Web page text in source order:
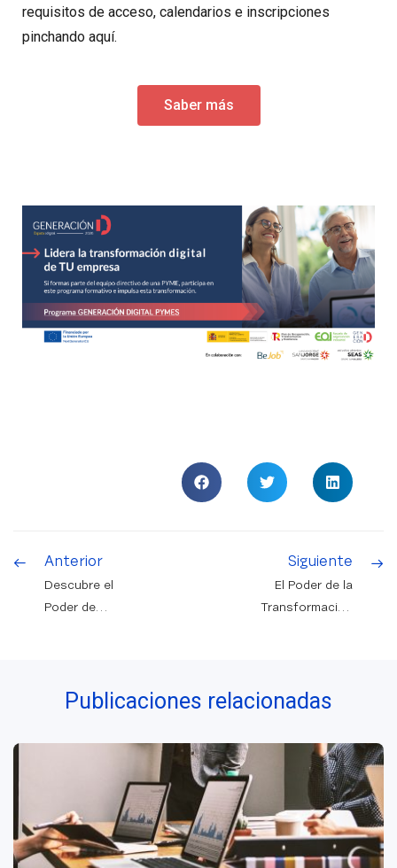
requisitos de acceso, calendarios e inscripciones
pinchando aquí.
Saber más
Anterior
Descubre el
Poder de
Transformación
Experiencia del
Empresarial
Siguiente
El Poder de la
Transformación
de las Empresas
Publicaciones relacionadas